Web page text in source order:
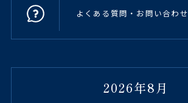
よくある質問・お問い合わせ
2026年8月